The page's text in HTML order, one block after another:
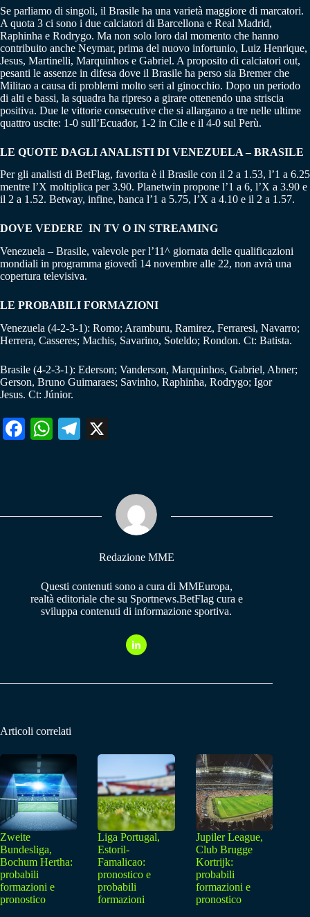
Se parliamo di singoli, il Brasile ha una varietà maggiore di marcatori.
A quota 3 ci sono i due calciatori di Barcellona e Real Madrid,
Raphinha e Rodrygo. Ma non solo loro dal momento che hanno
contribuito anche Neymar, prima del nuovo infortunio, Luiz Henrique,
Jesus, Martinelli, Marquinhos e Gabriel. A proposito di calciatori out,
pesanti le assenze in difesa dove il Brasile ha perso sia Bremer che
Militao a causa di problemi molto seri al ginocchio. Dopo un periodo
di alti e bassi, la squadra ha ripreso a girare ottenendo una striscia
positiva. Due le vittorie consecutive che si allargano a tre nelle ultime
quattro uscite: 1-0 sull’Ecuador, 1-2 in Cile e il 4-0 sul Perù.
LE QUOTE DAGLI ANALISTI DI VENEZUELA – BRASILE
Per gli analisti di BetFlag, favorita è il Brasile con il 2 a 1.53, l’1 a 6.25
mentre l’X moltiplica per 3.90. Planetwin propone l’1 a 6, l’X a 3.90 e
il 2 a 1.52. Betway, infine, banca l’1 a 5.75, l’X a 4.10 e il 2 a 1.57.
DOVE VEDERE IN TV O IN STREAMING
Venezuela – Brasile, valevole per l’11^ giornata delle qualificazioni
mondiali in programma giovedì 14 novembre alle 22, non avrà una
copertura televisiva.
LE PROBABILI FORMAZIONI
Venezuela (4-2-3-1): Romo; Aramburu, Ramirez, Ferraresi, Navarro;
Herrera, Casseres; Machis, Savarino, Soteldo; Rondon. Ct: Batista.
Brasile (4-2-3-1): Ederson; Vanderson, Marquinhos, Gabriel, Abner;
Gerson, Bruno Guimaraes; Savinho, Raphinha, Rodrygo; Igor
Jesus. Ct: Júnior.
Fa W
pp
Te
m
Redazione MME
Questi contenuti sono a cura di MMEuropa,
realtà editoriale che su Sportnews.BetFlag cura e
sviluppa contenuti di informazione sportiva.
Articoli correlati
Zweite
Bundesliga,
Bochum Hertha:
probabili
formazioni e
pronostico
Liga Portugal,
Estoril-
Famalicao:
pronostico e
probabili
formazioni
Jupiler League,
Club Brugge
Kortrijk:
probabili
formazioni e
pronostico